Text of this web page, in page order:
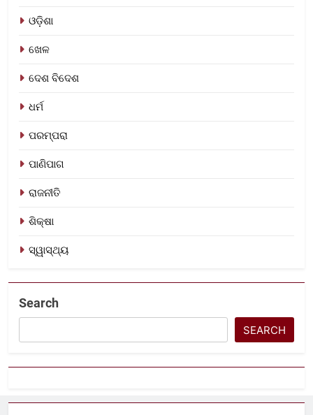
ଓଡ଼ିଶା
ଖେଳ
ଦେଶ ବିଦେଶ
ଧର୍ମ
ପରମ୍ପରା
ପାଣିପାଗ
ରାଜନୀତି
ଶିକ୍ଷା
ସ୍ୱାସ୍ଥ୍ୟ
Search
SEARCH